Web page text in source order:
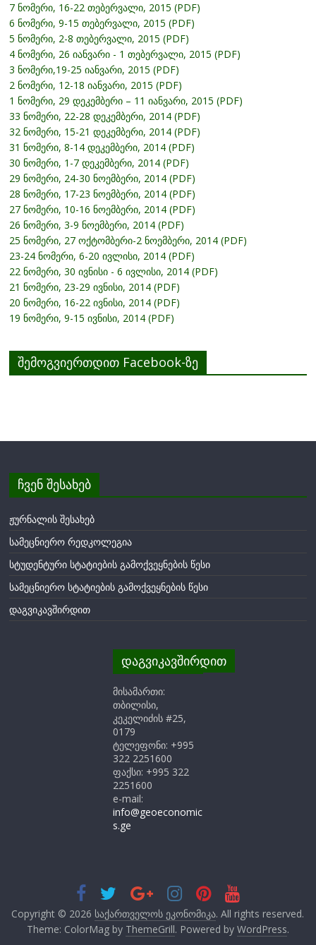
7 ნომერი, 16-22 თებერვალი, 2015 (PDF)
6 ნომერი, 9-15 თებერვალი, 2015 (PDF)
5 ნომერი, 2-8 თებერვალი, 2015 (PDF)
4 ნომერი, 26 იანვარი - 1 თებერვალი, 2015 (PDF)
3 ნომერი,19-25 იანვარი, 2015 (PDF)
2 ნომერი, 12-18 იანვარი, 2015 (PDF)
1 ნომერი, 29 დეკემბერი – 11 იანვარი, 2015 (PDF)
33 ნომერი, 22-28 დეკემბერი, 2014 (PDF)
32 ნომერი, 15-21 დეკემბერი, 2014 (PDF)
31 ნომერი, 8-14 დეკემბერი, 2014 (PDF)
30 ნომერი, 1-7 დეკემბერი, 2014 (PDF)
29 ნომერი, 24-30 ნოემბერი, 2014 (PDF)
28 ნომერი, 17-23 ნოემბერი, 2014 (PDF)
27 ნომერი, 10-16 ნოემბერი, 2014 (PDF)
26 ნომერი, 3-9 ნოემბერი, 2014 (PDF)
25 ნომერი, 27 ოქტომბერი-2 ნოემბერი, 2014 (PDF)
23-24 ნომერი, 6-20 ივლისი, 2014 (PDF)
22 ნომერი, 30 ივნისი - 6 ივლისი, 2014 (PDF)
21 ნომერი, 23-29 ივნისი, 2014 (PDF)
20 ნომერი, 16-22 ივნისი, 2014 (PDF)
19 ნომერი, 9-15 ივნისი, 2014 (PDF)
შემოგვიერთდით Facebook-ზე
ჩვენ შესახებ
ჟურნალის შესახებ
სამეცნიერო რედკოლეგია
სტუდენტური სტატიების გამოქვეყნების წესი
სამეცნიერო სტატიების გამოქვეყნების წესი
დაგვიკავშირდით
დაგვიკავშირდით
მისამართი:
თბილისი,
კეკელიძის #25,
0179
ტელეფონი: +995
322 2251600
ფაქსი: +995 322
2251600
e-mail:
info@geoeconomic
s.ge
Copyright © 2026 საქართველოს ეკონომიკა. All rights reserved.
Theme: ColorMag by ThemeGrill. Powered by WordPress.